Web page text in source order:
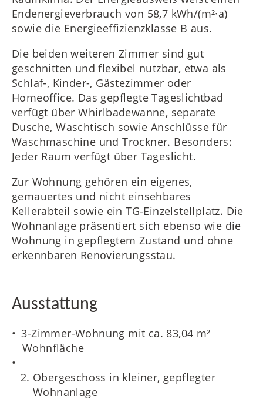
Endenergieverbrauch von 58,7 kWh/(m²·a)
sowie die Energieeffizienzklasse B aus.
Die beiden weiteren Zimmer sind gut
geschnitten und flexibel nutzbar, etwa als
Schlaf-, Kinder-, Gästezimmer oder
Homeoffice. Das gepflegte Tageslichtbad
verfügt über Whirlbadewanne, separate
Dusche, Waschtisch sowie Anschlüsse für
Waschmaschine und Trockner. Besonders:
Jeder Raum verfügt über Tageslicht.
Zur Wohnung gehören ein eigenes,
gemauertes und nicht einsehbares
Kellerabteil sowie ein TG-Einzelstellplatz. Die
Wohnanlage präsentiert sich ebenso wie die
Wohnung in gepflegtem Zustand und ohne
erkennbaren Renovierungsstau.
Ausstattung
3-Zimmer-Wohnung mit ca. 83,04 m²
Wohnfläche
Obergeschoss in kleiner, gepflegter
Wohnanlage